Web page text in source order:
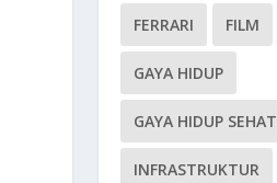
FERRARI FILM
GAYA HIDUP
GAYA HIDUP SEHAT
INFRASTRUKTUR